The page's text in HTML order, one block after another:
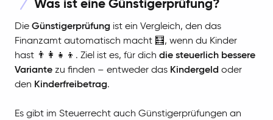
Was ist eine Günstigerprüfung?
Die Günstigerprüfung ist ein Vergleich, den das
Finanzamt automatisch macht 🧮, wenn du Kinder
hast 👨‍👩‍👧‍👦. Ziel ist es, für dich die steuerlich bessere
Variante zu finden – entweder das Kindergeld oder
den Kinderfreibetrag.
Es gibt im Steuerrecht auch Günstigerprüfungen an